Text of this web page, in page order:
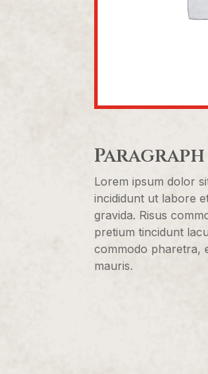
Paragraph
Lorem ipsum dolor
incididunt ut labore
gravida. Risus
pretium tincidunt
commodo pharetra,
mauris.